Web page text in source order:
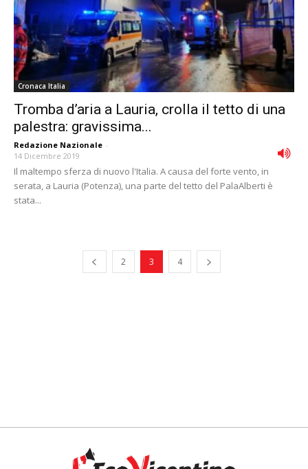
Cronaca Italia
Tromba d’aria a Lauria, crolla il tetto di una
palestra: gravissima...
Redazione Nazionale -
14 Dicembre 2019
Il maltempo sferza di nuovo l'Italia. A causa del forte vento, in
serata, a Lauria (Potenza), una parte del tetto del PalaAlberti è
stata...
2 3 4